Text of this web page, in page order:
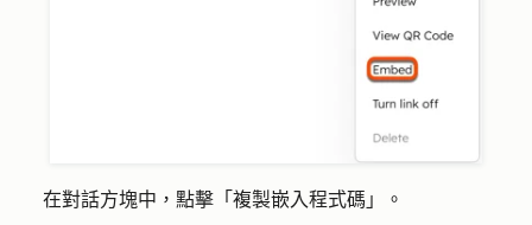
在對話方塊中，點擊「 複製嵌入程式碼 」。